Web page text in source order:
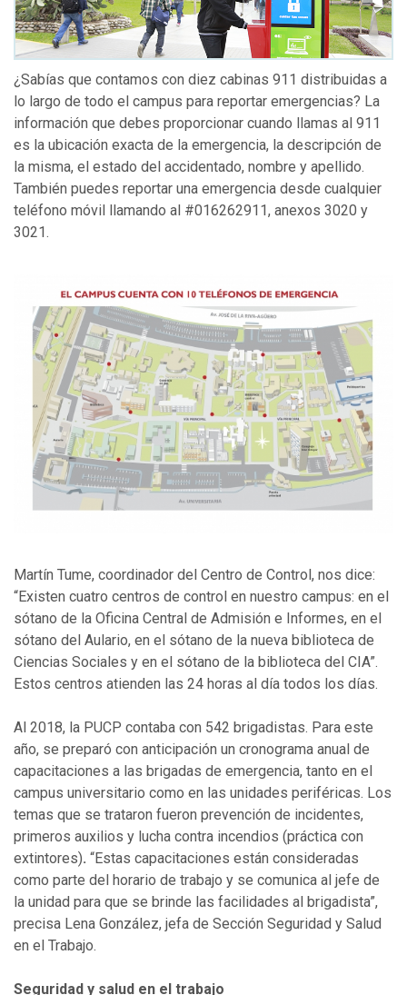
¿Sabías que contamos con diez cabinas 911 distribuidas a
lo largo de todo el campus para reportar emergencias? La
información que debes proporcionar cuando llamas al 911
es la ubicación exacta de la emergencia, la descripción de
la misma, el estado del accidentado, nombre y apellido.
También puedes reportar una emergencia desde cualquier
teléfono móvil llamando al #016262911, anexos 3020 y
3021.
Martín Tume, coordinador del Centro de Control, nos dice:
“Existen cuatro centros de control en nuestro campus: en el
sótano de la Oficina Central de Admisión e Informes, en el
sótano del Aulario, en el sótano de la nueva biblioteca de
Ciencias Sociales y en el sótano de la biblioteca del CIA”.
Estos centros atienden las 24 horas al día todos los días.
Al 2018, la PUCP contaba con 542 brigadistas. Para este
año, se preparó con anticipación un cronograma anual de
capacitaciones a las brigadas de emergencia, tanto en el
campus universitario como en las unidades periféricas. Los
temas que se trataron fueron prevención de incidentes,
primeros auxilios y lucha contra incendios (práctica con
extintores). “Estas capacitaciones están consideradas
como parte del horario de trabajo y se comunica al jefe de
la unidad para que se brinde las facilidades al brigadista”,
precisa Lena González, jefa de Sección Seguridad y Salud
en el Trabajo.
Seguridad y salud en el trabajo